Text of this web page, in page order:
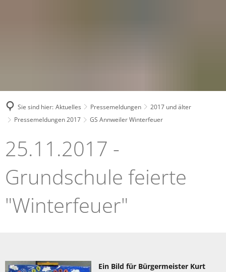
Sie sind hier: Aktuelles Pressemeldungen
2017 und älter
Pressemeldungen 2017
GS Annweiler Winterfeuer
GS
Annweiler
Winterfeuer
25.11.2017 -
Grundschule feierte
"Winterfeuer"
Ein Bild für Bürgermeister Kurt